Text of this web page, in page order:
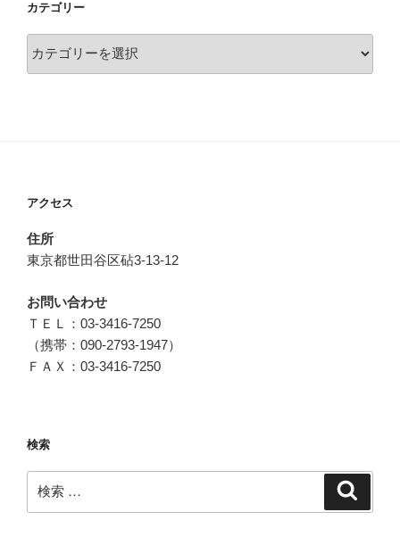
カテゴリー
アクセス
住所
東京都世田谷区砧3-13-12
お問い合わせ
ＴＥＬ：03-3416-7250
（携帯：090-2793-1947）
ＦＡＸ：03-3416-7250
検索
検
索: